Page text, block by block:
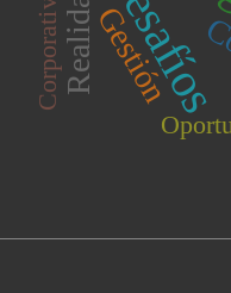
Desafíos
Gestión
Corporativo